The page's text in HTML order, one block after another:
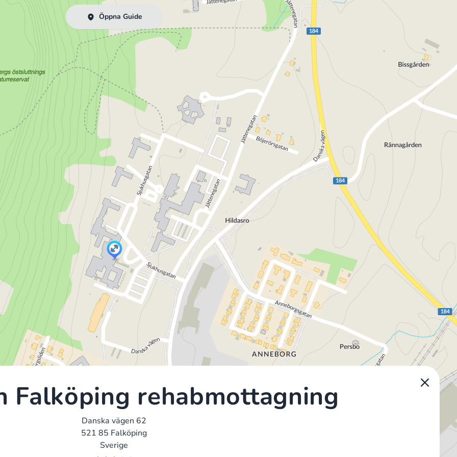
Öppna Guide
Falköping rehabmottagning
Danska vägen 62
521 85 Falköping
Sverige